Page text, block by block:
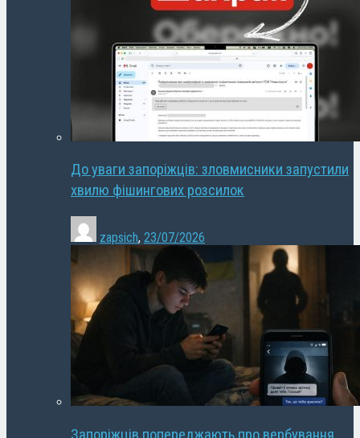
До уваги запоріжців: зловмисники запустили
хвилю фішингових розсилок
zapsich, 23/07/2026